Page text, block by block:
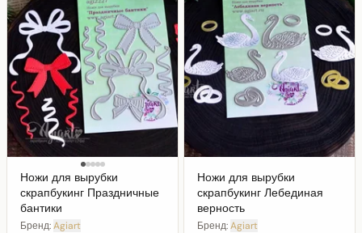
Ножи для вырубки
скрапбукинг Праздничные
бантики
Бренд:Agiart
Ножи для вырубки
скрапбукинг Лебединая
верность
Бренд:Agiart